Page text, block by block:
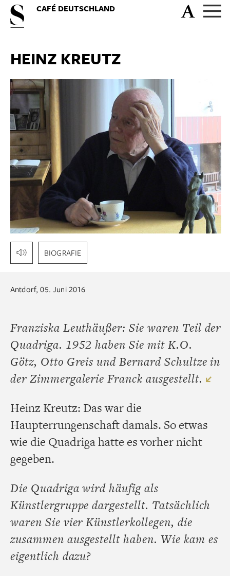
CAFÉ DEUTSCHLAND
HEINZ KREUTZ
BIOGRAFIE
Antdorf, 05. Juni 2016
Franziska Leuthäußer: Sie waren Teil der
Quadriga. 1952 haben Sie mit K.O.
Götz, Otto Greis und Bernard Schultze in
der Zimmergalerie Franck ausgestellt.
Heinz Kreutz: Das war die
Haupterrungenschaft damals. So etwas
wie die Quadriga hatte es vorher nicht
gegeben.
Die Quadriga wird häufig als
Künstlergruppe dargestellt. Tatsächlich
waren Sie vier Künstlerkollegen, die
zusammen ausgestellt haben. Wie kam es
eigentlich dazu?